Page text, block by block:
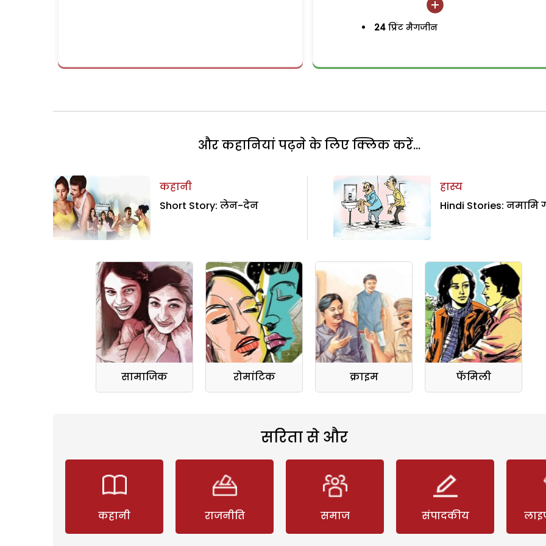
24 प्रिंट मैगजीन
और कहानियां पढ़ने के लिए क्लिक करें...
कहानी
Short Story: लेन-देन
हास्य
Hindi Stories: नमामि
सामाजिक रोमांटिक क्राइम फॅमिली
सरिता से और
कहानी राजनीति समाज संपादकीय